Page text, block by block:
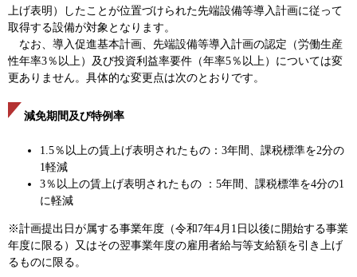
上げ表明）したことが位置づけられた先端設備等導入計画に従って
取得する設備が対象となります。
なお、導入促進基本計画、先端設備等導入計画の認定（労働生産
性年率3％以上）及び投資利益率要件（年率5％以上）については変
更ありません。具体的な変更点は次のとおりです。
減免期間及び特例率
1.5％以上の賃上げ表明されたもの：3年間、課税標準を2分の
1軽減
3％以上の賃上げ表明されたもの ：5年間、課税標準を4分の1
に軽減
※計画提出日が属する事業年度（令和7年4月1日以後に開始する事業
年度に限る）又はその翌事業年度の雇用者給与等支給額を引き上げ
るものに限る。